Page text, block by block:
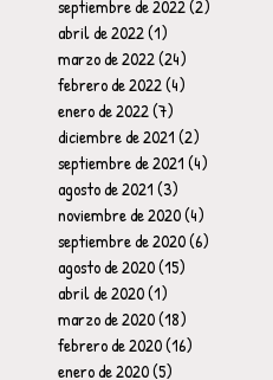
septiembre de 2022(2)
abril de 2022(1)
marzo de 2022(24)
febrero de 2022(4)
enero de 2022(7)
diciembre de 2021(2)
septiembre de 2021(4)
agosto de 2021(3)
noviembre de 2020(4)
septiembre de 2020(6)
agosto de 2020(15)
abril de 2020(1)
marzo de 2020(18)
febrero de 2020(16)
enero de 2020(5)